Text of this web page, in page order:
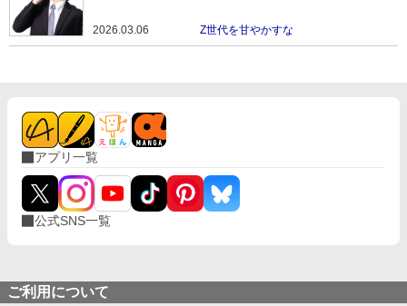
2026.03.06 Z世代を甘やかすな
アプリ一覧
公式SNS一覧
ご利用について